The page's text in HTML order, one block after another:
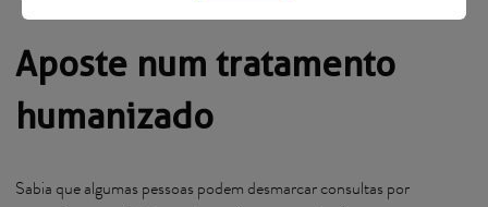
Aposte num tratamento
humanizado
Sabia que algumas pessoas podem desmarcar consultas por